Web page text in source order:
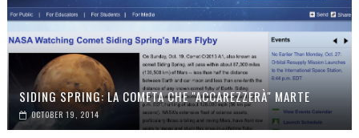
SIDING SPRING: LA COMETA CHE "ACCAREZZERÀ" MARTE
OCTOBER 19, 2014